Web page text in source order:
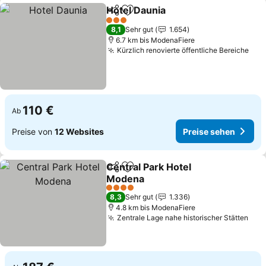
TeilenZu Favoriten hinzufügen
Hotel Daunia
3 Sterne
8,1 Sehr gut
1.654
6.7 km bis ModenaFiere
Kürzlich renovierte öffentliche Bereiche
Ab 110 €
Preise von 12 Websites Preise sehen
TeilenZu Favoriten hinzufügen
Central Park Hotel
Modena
Preise sehen
4 Sterne
8,3 Sehr gut
1.336
4.8 km bis ModenaFiere
Zentrale Lage nahe historischer Stätten